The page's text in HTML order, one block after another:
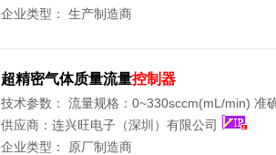
企业类型：
生产制造商
超精密气体质量流量控制器
技术参数： 流量规格：0~330sccm(mL/min) 准
供应商： 连兴旺电子（深圳）有限公司
企业类型：
原厂制造商